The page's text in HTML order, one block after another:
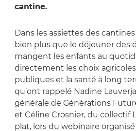
cantine.
Dans les assiettes des
bien plus que le déjeuner des
mangent les enfants au
directement les choix
publiques et la santé à long
qu’ont rappelé Nadine
générale de Générations
et Céline Crosnier, du collectif
plat, lors du webinaire organisé